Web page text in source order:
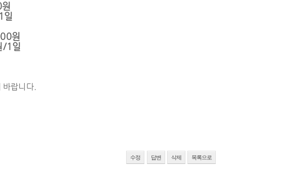
원
일
바랍니다.
수정 답변 삭제 목록으로